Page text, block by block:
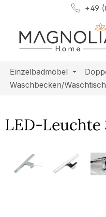
Hauptinhalt springen
Zur Suche springen
Zur Hauptnavigation+49
Einzelbadmöbel
Waschbecken/
LED-Leuchte
Bildergalerie überspringen